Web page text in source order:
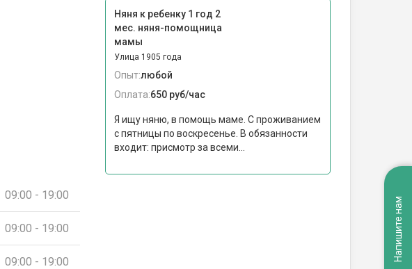
09:00 - 19:00
09:00 - 19:00
09:00 - 19:00
Няня к ребенку 1 год 2
мес. няня-помощница
мамы
Улица 1905 года
Опыт:любой
Оплата:650 руб/час
Я ищу няню, в помощь маме. С проживанием
с пятницы по воскресенье. В обязанности
входит: присмотр за всеми...
Напишите нам